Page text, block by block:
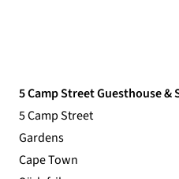
5 Camp Street Guesthouse &
5 Camp Street
Gardens
Cape Town